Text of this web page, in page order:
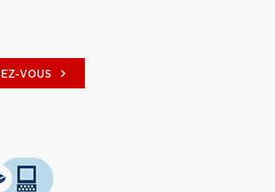
VOUS keyboard_arrow_right